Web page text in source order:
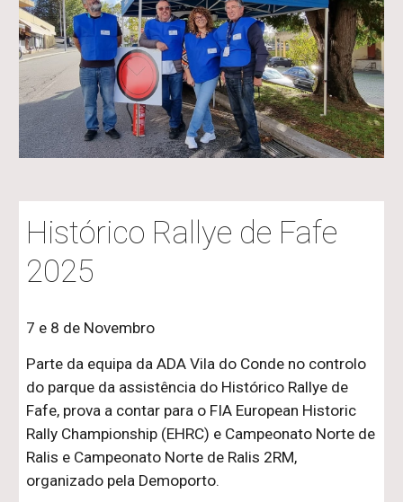
Histórico Rallye de Fafe
2025
7 e 8 de Novembro
Parte da equipa da ADA Vila do Conde no controlo
do parque da assistência do Histórico Rallye de
Fafe, prova a contar para o FIA European Historic
Rally Championship (EHRC) e Campeonato Norte de
Ralis e Campeonato Norte de Ralis 2RM,
organizado pela Demoporto.